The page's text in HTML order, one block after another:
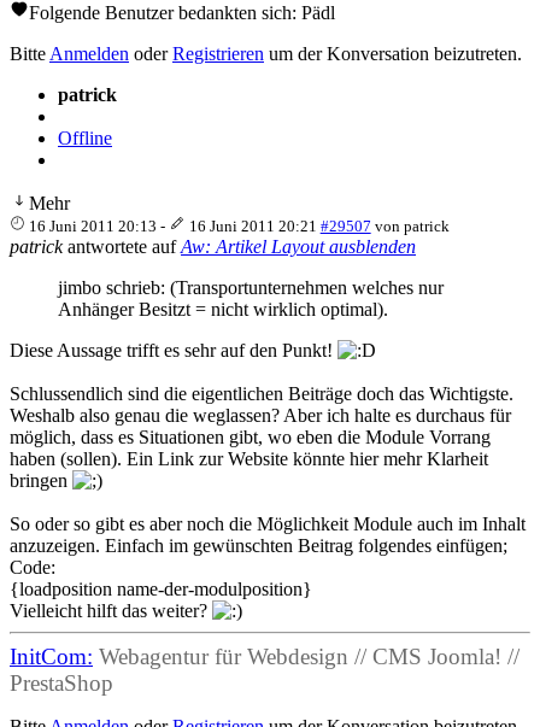
Folgende Benutzer bedankten sich: Pädl
Bitte Anmelden oderRegistrieren um der Konversation beizutreten.
patrick
Offline
Mehr
16 Juni 2011 20:13 - 16 Juni 2011 20:21 #29507 von patrick
patrickantwortete aufAw: Artikel Layout ausblenden
jimbo schrieb: (Transportunternehmen welches nur
Anhänger Besitzt = nicht wirklich optimal).
Diese Aussage trifft es sehr auf den Punkt!
Schlussendlich sind die eigentlichen Beiträge doch das Wichtigste.
Weshalb also genau die weglassen? Aber ich halte es durchaus für
möglich, dass es Situationen gibt, wo eben die Module Vorrang
haben (sollen). Ein Link zur Website könnte hier mehr Klarheit
bringen
So oder so gibt es aber noch die Möglichkeit Module auch im Inhalt
anzuzeigen. Einfach im gewünschten Beitrag folgendes einfügen;
Code:
{loadposition name-der-modulposition}
Vielleicht hilft das weiter?
InitCom: Webagentur für Webdesign // CMS Joomla! //
PrestaShop